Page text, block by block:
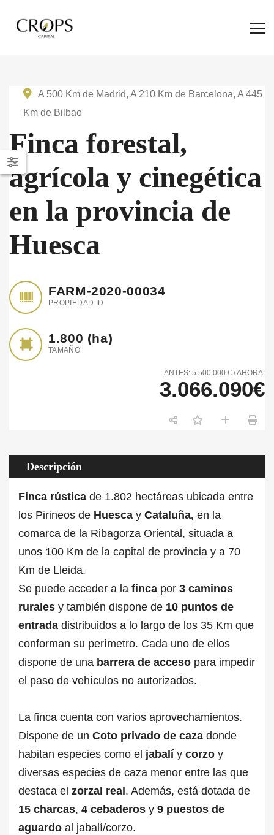
A 500 Km de Madrid, A 210 Km de Barcelona, A 445
Km de Bilbao
Finca forestal,
agrícola y cinegética
en la provincia de
Huesca
FARM-2020-00034
PROPIEDAD ID
1.800 (ha)
TAMAÑO
ANTES: 5.500.000 € / AHORA:
3.066.090€
Descripción
Finca rústica de 1.802 hectáreas ubicada entre
los Pirineos de Huesca y Cataluña, en la
comarca de la Ribagorza Oriental, situada a
unos 100 Km de la capital de provincia y a 70
Km de Lleida.
Se puede acceder a la finca por 3 caminos
rurales y también dispone de 10 puntos de
entrada distribuidos a lo largo de los 35 Km que
conforman su perímetro. Cada uno de ellos
dispone de una barrera de acceso para impedir
el paso de vehículos no autorizados.
La finca cuenta con varios aprovechamientos.
Dispone de un Coto privado de caza donde
habitan especies como el jabalí y corzo y
diversas especies de caza menor entre las que
destaca el zorzal real . Además, está dotada de
15 charcas, 4 cebaderos y 9 puestos de
aguardo al jabalí/corzo.